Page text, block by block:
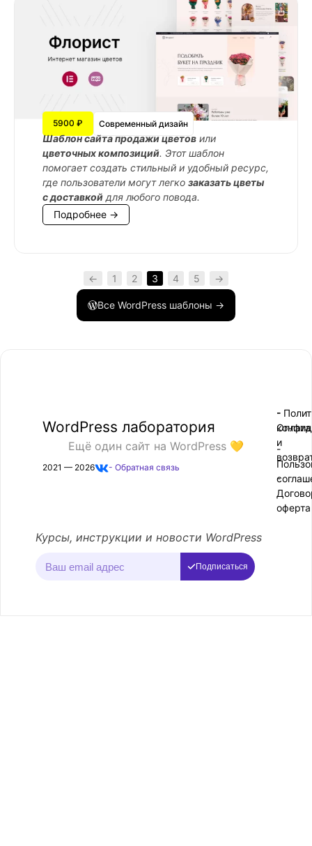
5900 ₽ Современный дизайн
Шаблон сайта продажи цветов или
цветочных композиций. Этот шаблон
помогает создать стильный и удобный ресурс,
где пользователи могут легко заказать цветы
с доставкой для любого повода.
Подробнее →
← 1 2 3 4 5 →
Все WordPress шаблоны →
WordPress лаборатория
Ещё один сайт на WordPress 💛
2021 — 2026 - Обратная связь
-
-
-
Оплата
и
-
оферта
Курсы, инструкции и новости WordPress
Подписаться